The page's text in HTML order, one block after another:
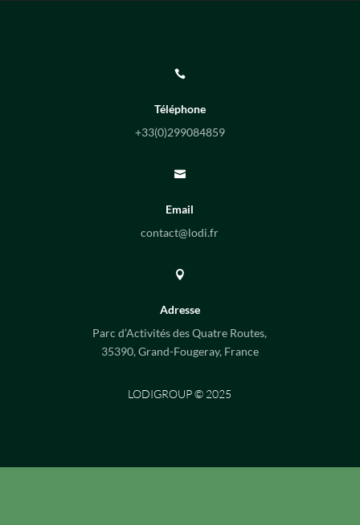

Téléphone
+33(0)299084859

Email
contact@lodi.fr

Adresse
Parc d’Activités des Quatre Routes,
35390, Grand-Fougeray, France
LODIGROUP © 2025